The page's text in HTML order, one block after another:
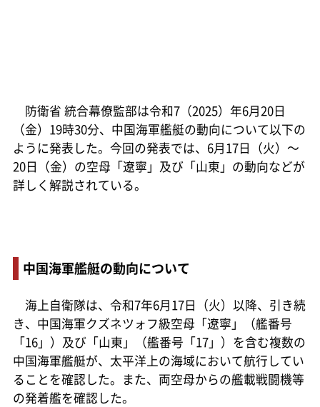
防衛省 統合幕僚監部は令和7（2025）年6月20日
（金）19時30分、中国海軍艦艇の動向について以下の
ように発表した。今回の発表では、6月17日（火）～
20日（金）の空母「遼寧」及び「山東」の動向などが
詳しく解説されている。
中国海軍艦艇の動向について
海上自衛隊は、令和7年6月17日（火）以降、引き続
き、中国海軍クズネツォフ級空母「遼寧」（艦番号
「16」）及び「山東」（艦番号「17」）を含む複数の
中国海軍艦艇が、太平洋上の海域において航行してい
ることを確認した。また、両空母からの艦載戦闘機等
の発着艦を確認した。